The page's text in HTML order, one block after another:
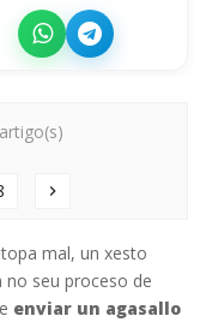
chevron_right
mal, un xesto
seu proceso de
enviar un agasallo